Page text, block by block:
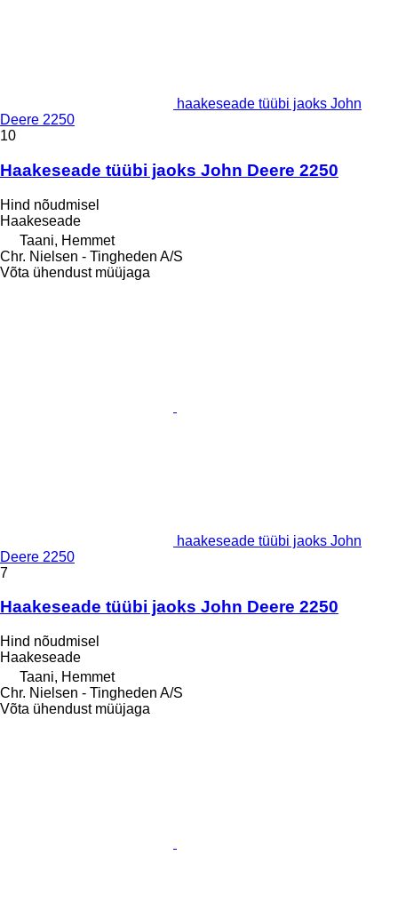
haakeseade tüübi jaoks John
Deere 2250
10
Haakeseade tüübi jaoks John Deere 2250
Hind nõudmisel
Haakeseade
Taani, Hemmet
Chr. Nielsen - Tingheden A/S
Võta ühendust müüjaga
haakeseade tüübi jaoks John
Deere 2250
7
Haakeseade tüübi jaoks John Deere 2250
Hind nõudmisel
Haakeseade
Taani, Hemmet
Chr. Nielsen - Tingheden A/S
Võta ühendust müüjaga